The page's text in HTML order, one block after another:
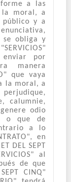
a las
la moral, a
público y a
se obliga y
por
manera
que vaya
la moral, a
calumnie,
odio
o que de
a lo
en
DEL SEPT
al
de que
CINQ"